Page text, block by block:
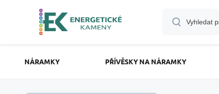
NÁRAMKY PŘÍVĚSKY NA NÁRAMKY